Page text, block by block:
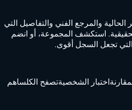
الحالية والمرجع الفني والتفاصيل التي
استكشف المجموعة، أو انضم
تجعل السجل أقوى.
مقارنةاختبار الشخصيةتصفح الكلساهم